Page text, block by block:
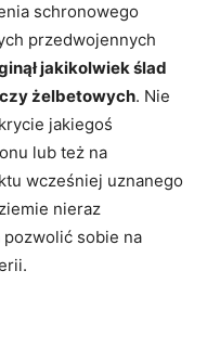
schronowego
przedwojennych
jakikolwiek ślad
żelbetowych. Nie
jakiegoś
lub też na
wcześniej uznanego
nieraz
pozwolić sobie na